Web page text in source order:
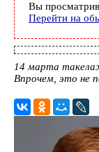
Вы
Перейти на
14 марта
Впрочем, это не